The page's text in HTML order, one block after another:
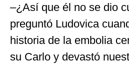
–¿Así que él no se dio
preguntó Ludovica
historia de la embolia
su Carlo y devastó